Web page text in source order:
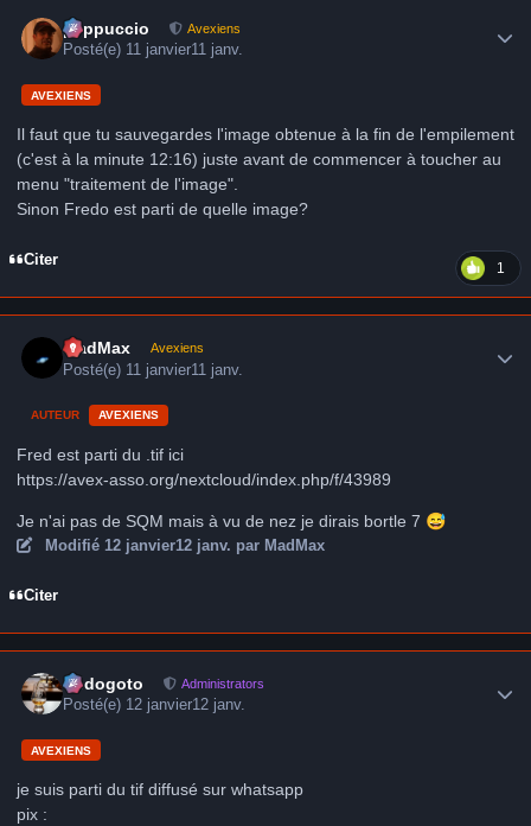
peppuccio Avexiens
Posté(e) 11 janvier11 janv.
AVEXIENS
Il faut que tu sauvegardes l'image obtenue à la fin de l'empilement
(c'est à la minute 12:16) juste avant de commencer à toucher au
menu "traitement de l'image".
Sinon Fredo est parti de quelle image?
Citer 1
MadMax Avexiens
Posté(e) 11 janvier11 janv.
AUTEUR AVEXIENS
Fred est parti du .tif ici
https://avex-asso.org/nextcloud/index.php/f/43989
Je n'ai pas de SQM mais à vu de nez je dirais bortle 7 😅
Modifié 12 janvier12 janv. par MadMax
Citer
frédogoto Administrators
Posté(e) 12 janvier12 janv.
AVEXIENS
je suis parti du tif diffusé sur whatsapp
pix :